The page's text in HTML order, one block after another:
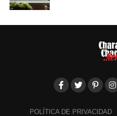
POLÍTICA DE PRIVACIDAD